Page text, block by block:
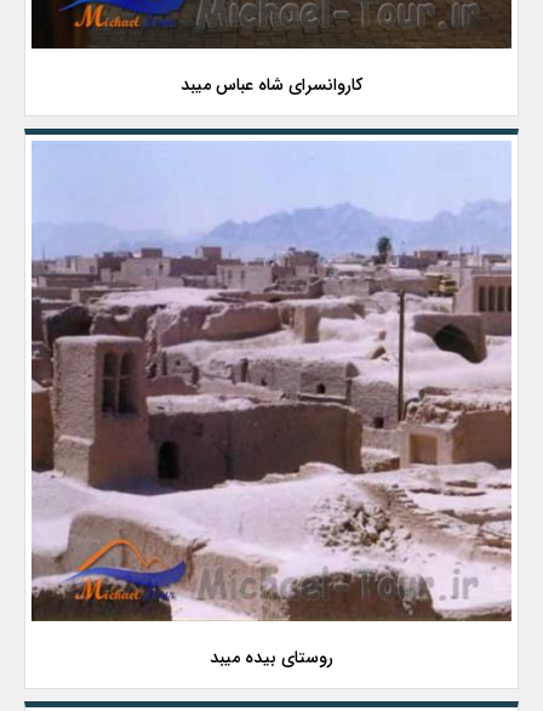
کاروانسرای شاه عباس میبد
روستای بیده میبد